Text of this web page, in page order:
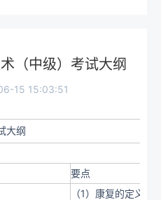
（中级）考试大纲
15 15:03:51
大纲
要点
（1）康复的定义和